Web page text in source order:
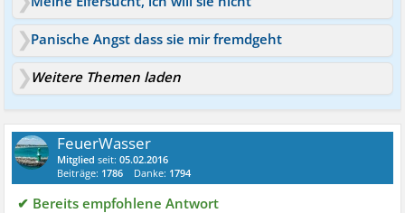
Panische Angst dass sie mir fremdgeht
Weitere Themen laden
FeuerWasser
Mitglied seit:05.02.2016
Beiträge: 1786 Danke: 1794
✔ Bereits empfohlene Antwort